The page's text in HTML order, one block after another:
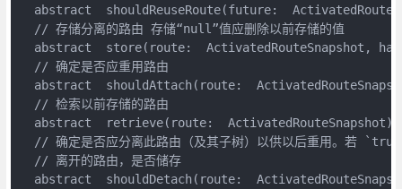
abstract  shouldReuseRoute(future:
  // 存储分离的路由 存储“null”值应删除以前存储的值
abstract  store(route:  ActivatedRouteSnapshot,
  // 确定是否应重用路由
abstract  shouldAttach(route:
  // 检索以前存储的路由
abstract  retrieve(route:
// 确定是否应分离此路由（及其子树）以供以后重用。若
  // 离开的路由，是否储存
abstract  shouldDetach(route: